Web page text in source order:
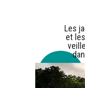
Les
menaces
Les
et
Et
vous